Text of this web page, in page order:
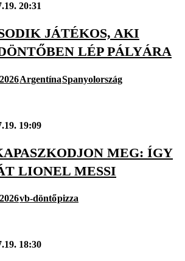
20:31
JÁTÉKOS, AKI
LÉP PÁLYÁRA
ArgentínaSpanyolország
19:09
MEG: ÍGY
LIONEL MESSI
vb-döntőpizza
18:30